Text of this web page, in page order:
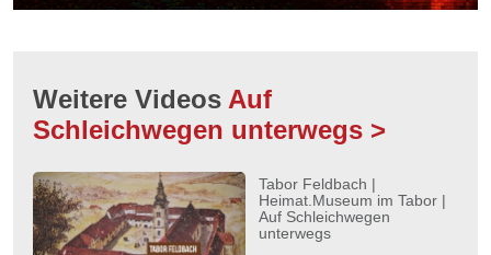
Weitere Videos Auf
Schleichwegen unterwegs >
Tabor Feldbach |
Heimat.Museum im Tabor |
Auf Schleichwegen
unterwegs